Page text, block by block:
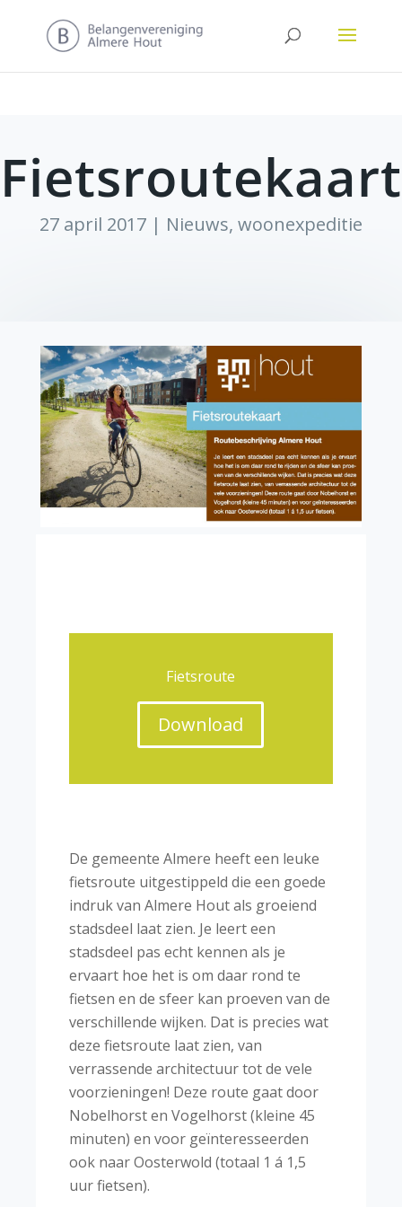
Fietsroutekaart
27 april 2017 | Nieuws, woonexpeditie
Fietsroute
Download
De gemeente Almere heeft een leuke
fietsroute uitgestippeld die een goede
indruk van Almere Hout als groeiend
stadsdeel laat zien. Je leert een
stadsdeel pas echt kennen als je
ervaart hoe het is om daar rond te
fietsen en de sfeer kan proeven van de
verschillende wijken. Dat is precies wat
deze fietsroute laat zien, van
verrassende architectuur tot de vele
voorzieningen! Deze route gaat door
Nobelhorst en Vogelhorst (kleine 45
minuten) en voor geïnteresseerden
ook naar Oosterwold (totaal 1 á 1,5
uur fietsen).